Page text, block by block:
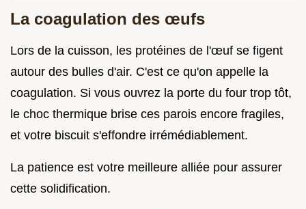
La coagulation des œufs
Lors de la cuisson, les protéines de l'œuf se figent
autour des bulles d'air. C'est ce qu'on appelle la
coagulation. Si vous ouvrez la porte du four trop tôt,
le choc thermique brise ces parois encore fragiles,
et votre biscuit s'effondre irrémédiablement.
La patience est votre meilleure alliée pour assurer
cette solidification.